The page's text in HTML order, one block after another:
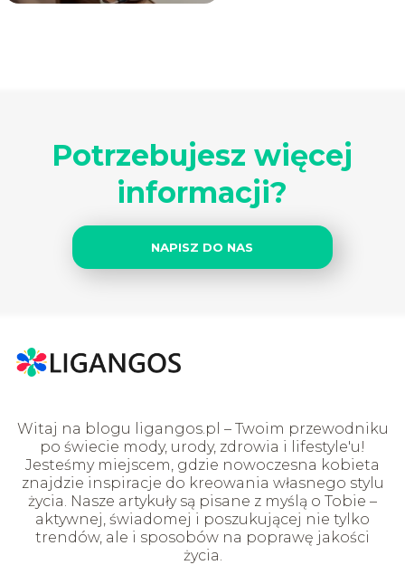
Potrzebujesz więcej
informacji?
NAPISZ DO NAS
Witaj na blogu ligangos.pl – Twoim przewodniku
po świecie mody, urody, zdrowia i lifestyle'u!
Jesteśmy miejscem, gdzie nowoczesna kobieta
znajdzie inspiracje do kreowania własnego stylu
życia. Nasze artykuły są pisane z myślą o Tobie –
aktywnej, świadomej i poszukującej nie tylko
trendów, ale i sposobów na poprawę jakości
życia.